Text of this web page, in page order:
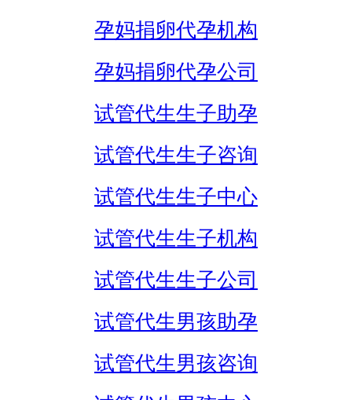
孕妈捐卵代孕机构
孕妈捐卵代孕公司
试管代生生子助孕
试管代生生子咨询
试管代生生子中心
试管代生生子机构
试管代生生子公司
试管代生男孩助孕
试管代生男孩咨询